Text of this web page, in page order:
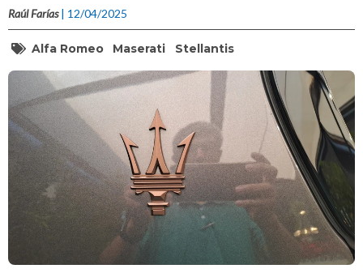
Raúl Farías | 12/04/2025
Alfa Romeo Maserati Stellantis